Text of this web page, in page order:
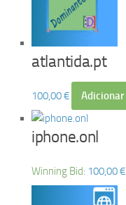
atlantida.pt
100,00€ Adicionar
iphone.onl
Winning Bid: 100,00€